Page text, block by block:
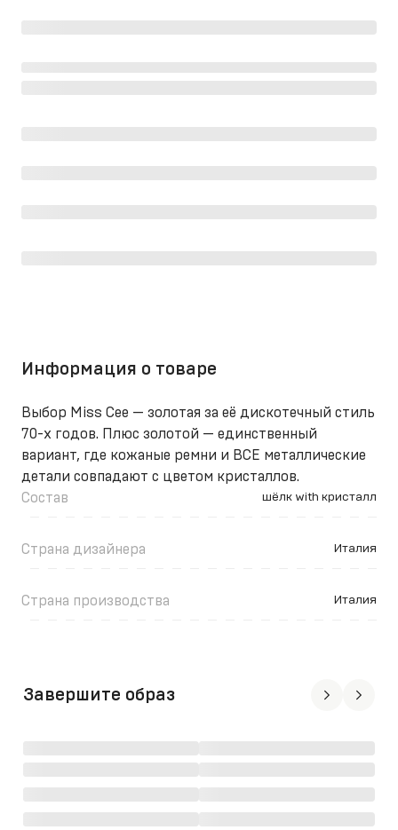
Информация о товаре
Выбор Miss Cee — золотая за её дискотечный стиль
70-х годов. Плюс золотой — единственный
вариант, где кожаные ремни и ВСЕ металлические
детали совпадают с цветом кристаллов.
Состав
шёлк with кристалл
Страна дизайнера Италия
Страна производства Италия
Завершите образ